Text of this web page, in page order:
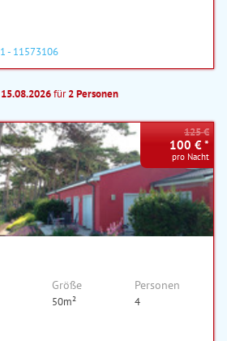
- 11573106
für2 Personen
Größe
50m²
Personen
4
125 €
100 € *
pro Nacht